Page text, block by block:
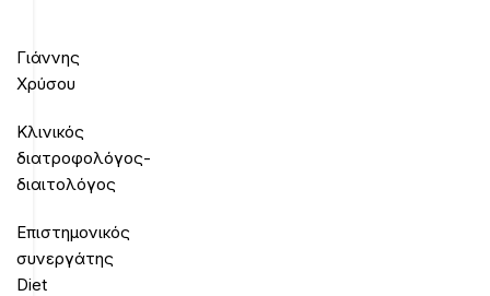
Γιάννης
Χρύσου
Κλινικός
διατροφολόγος-
διαιτολόγος
Επιστημονικός
συνεργάτης
Diet